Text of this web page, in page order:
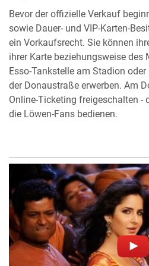
Bevor der offizielle Verkauf
sowie Dauer- und VIP-Karten-
ein Vorkaufsrecht. Sie können
ihrer Karte beziehungsweise des
Esso-Tankstelle am Stadion
der Donaustraße erwerben. Am
Online-Ticketing freigeschalten -
die Löwen-Fans bedienen.